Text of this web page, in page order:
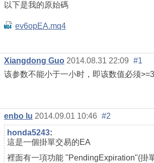
以下是我的原始碼
ev6opEA.mq4
Xiangdong Guo 2014.08.31 22:09 #1
该参数不能小于一小时，即该数值必须
enbo lu 2014.09.01 10:46 #2
honda5243:
這是一個掛單交易的EA
裡面有一項功能 "PendingExpiration"(掛